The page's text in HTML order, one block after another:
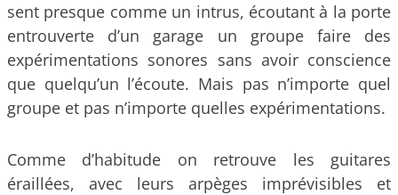
sent presque comme un intrus, écoutant à la porte
entrouverte d’un garage un groupe faire des
expérimentations sonores sans avoir conscience
que quelqu’un l’écoute. Mais pas n’importe quel
groupe et pas n’importe quelles expérimentations.
Comme d’habitude on retrouve les guitares
éraillées, avec leurs arpèges imprévisibles et